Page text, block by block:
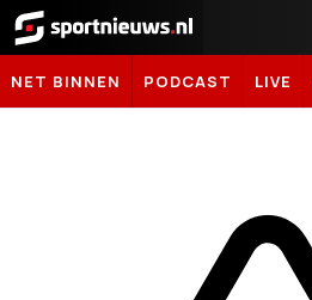
Sportnieuws.nl
NET BINNEN PODCAST LIVE